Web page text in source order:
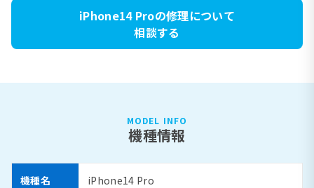
iPhone14 Proの修理について
相談する
MODEL INFO
機種情報
機種名 iPhone14 Pro